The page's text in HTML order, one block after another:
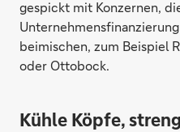
gespickt mit Konzernen,
beimischen, zum Beispiel
oder Ottobock.
Kühle Köpfe,